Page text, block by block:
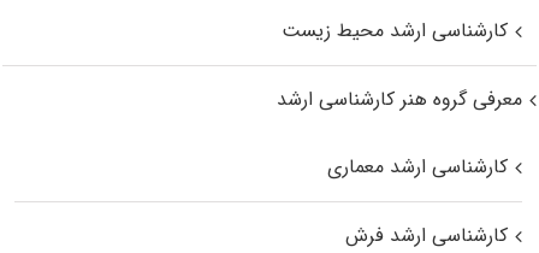
کارشناسی ارشد محیط زیست
معرفی گروه هنر کارشناسی ارشد
کارشناسی ارشد معماری
کارشناسی ارشد فرش